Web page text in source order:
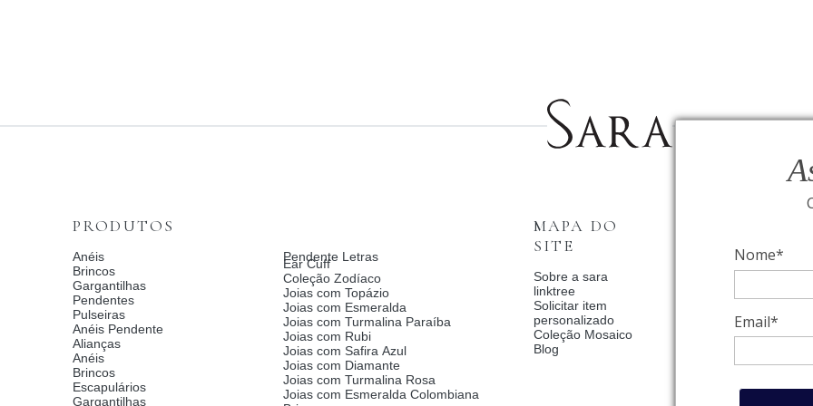
Nome*
Email*
Fale Conosco
Relógios BVLGARI
Condições de
Catalogo Dia Dos
Meus pedidos
MAPA DO
SITE
Sobre a sara
linktree
Solicitar item
personalizado
Blog
Coleção Mosaico
PRODUTOS
Anéis
Brincos
Gargantilhas
Pendentes
Pulseiras
Anéis Pendente
Alianças
Anéis
Brincos
Escapulários
Gargantilhas
Pendente Letras
Ear Cuff
Coleção Zodíaco
Joias com Topázio
Joias com Esmeralda
Joias com Turmalina Paraíba
Joias com Rubi
Joias com Safira Azul
Joias com Diamante
Joias com Turmalina Rosa
Joias com Esmeralda Colombiana